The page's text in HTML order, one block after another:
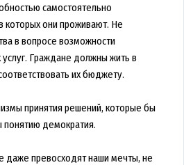
самостоятельно
которых они проживают. Не
в вопросе возможности
услуг. Граждане должны жить в
их бюджету.
принятия решений, которые бы
понятию демократия.
даже превосходят наши мечты, не